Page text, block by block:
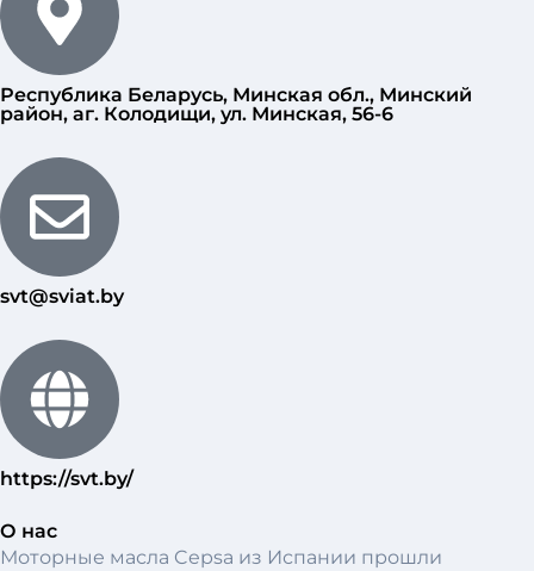
Республика Беларусь, Минская обл., Минский
район, аг. Колодищи, ул. Минская, 56-6
svt@sviat.by
https://svt.by/
О нас
Моторные масла Cepsa из Испании прошли